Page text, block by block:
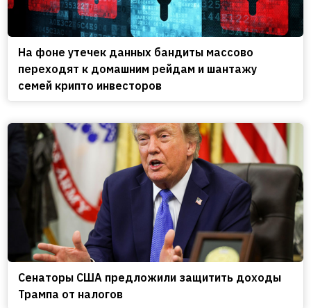
На фоне утечек данных бандиты массово
переходят к домашним рейдам и шантажу
семей крипто инвесторов
Сенаторы США предложили защитить доходы
Трампа от налогов